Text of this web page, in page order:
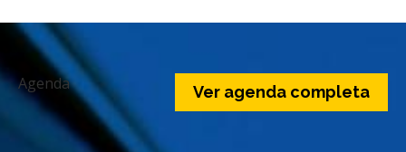
Agenda Ver agenda completa